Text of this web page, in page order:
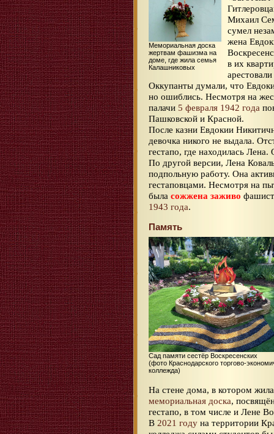
Мемориальная доска
жертвам фашизма на
доме, где жила семья
Калашниковых
Михаил
сумел
жена
в их
Оккупанты думали, что
но ошиблись. Несмотря на
палачи 5 февраля 1942 года
Пашковской и Красной.
После казни Евдокии
девочка никого не выдала.
гестапо, где находилась
По другой версии, Лена
подпольную работу. Она
гестаповцами. Несмотря на
была сожжена заживо
1943 года.
Память
Сад памяти сестёр Воскресенских
(фото Краснодарского торгово-
коллежда)
На стене дома, в котором
мемориальная доска,
гестапо, в том числе и Лене
В 2021 году на территории